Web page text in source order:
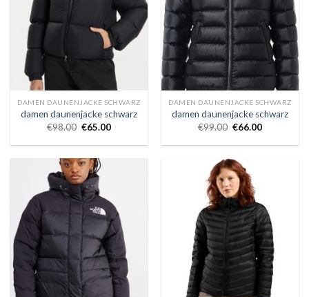
DAMEN DAUNENJACKE SCHWARZ
damen daunenjacke schwarz
€98.00 €65.00
DAMEN DAUNENJACKE SCHWARZ
damen daunenjacke schwarz
€99.00 €66.00